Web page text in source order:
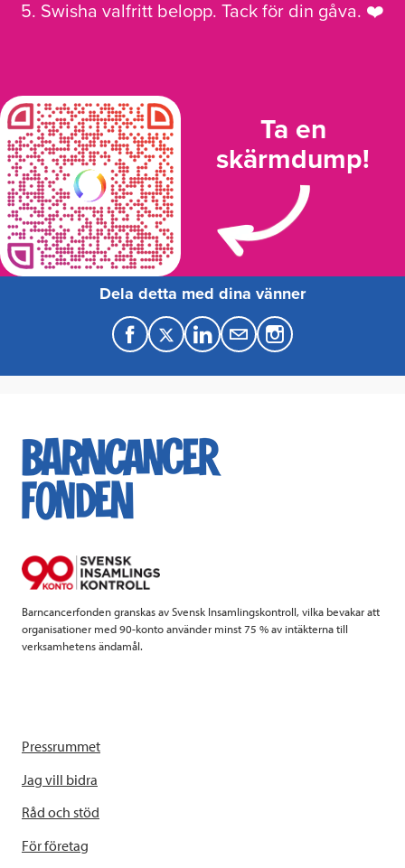
5. Swisha valfritt belopp. Tack för din gåva. ❤️
Ta en
skärmdump!
Dela detta med dina vänner
F
a
e
b
k
T
w
t
t
L
i
k
e
M
a
Barncancerfonden granskas av Svensk Insamlingskontroll, vilka bevakar att
organisationer med 90-konto använder minst 75 % av intäkterna till
verksamhetens ändamål.
Pressrummet
Jag vill bidra
Råd och stöd
För företag